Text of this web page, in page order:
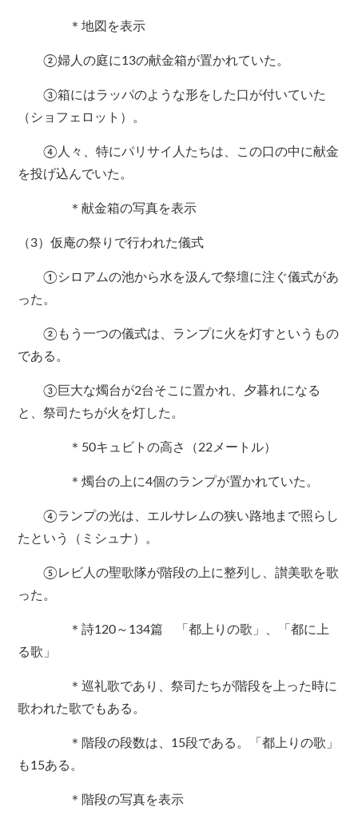
＊地図を表示
②婦人の庭に13の献金箱が置かれていた。
③箱にはラッパのような形をした口が付いていた
（ショフェロット）。
④人々、特にパリサイ人たちは、この口の中に献金
を投げ込んでいた。
＊献金箱の写真を表示
（3）仮庵の祭りで行われた儀式
①シロアムの池から水を汲んで祭壇に注ぐ儀式があ
った。
②もう一つの儀式は、ランプに火を灯すというもの
である。
③巨大な燭台が2台そこに置かれ、夕暮れになる
と、祭司たちが火を灯した。
＊50キュビトの高さ（22メートル）
＊燭台の上に4個のランプが置かれていた。
④ランプの光は、エルサレムの狭い路地まで照らし
たという（ミシュナ）。
⑤レビ人の聖歌隊が階段の上に整列し、讃美歌を歌
った。
＊詩120～134篇 「都上りの歌」、「都に上
る歌」
＊巡礼歌であり、祭司たちが階段を上った時に
歌われた歌でもある。
＊階段の段数は、15段である。「都上りの歌」
も15ある。
＊階段の写真を表示